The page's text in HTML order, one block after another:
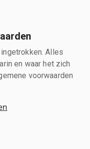
Alles
en waar het zich
voorwaarden